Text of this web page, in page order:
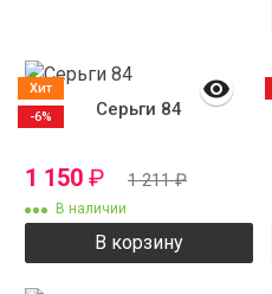
Серьги 84
1 150 ₽ 1 211₽
В наличии
В корзину
Хит
-6%